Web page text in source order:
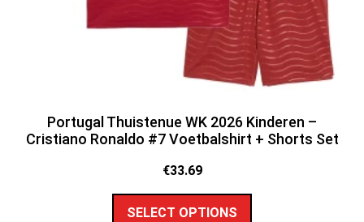
Portugal Thuistenue WK 2026 Kinderen –
Cristiano Ronaldo #7 Voetbalshirt + Shorts Set
€33.69
SELECT OPTIONS